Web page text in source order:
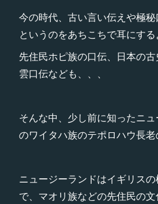
今の時代、古い言い伝えや極
というのをあちこちで耳にする
先住民ホピ族の口伝、日本の
雲口伝なども、、、
そんな中、少し前に知ったニ
のワイタハ族のテポロハウ長老
ニュージーランドはイギリス
で、マオリ族などの先住民の